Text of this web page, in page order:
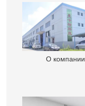
О компании